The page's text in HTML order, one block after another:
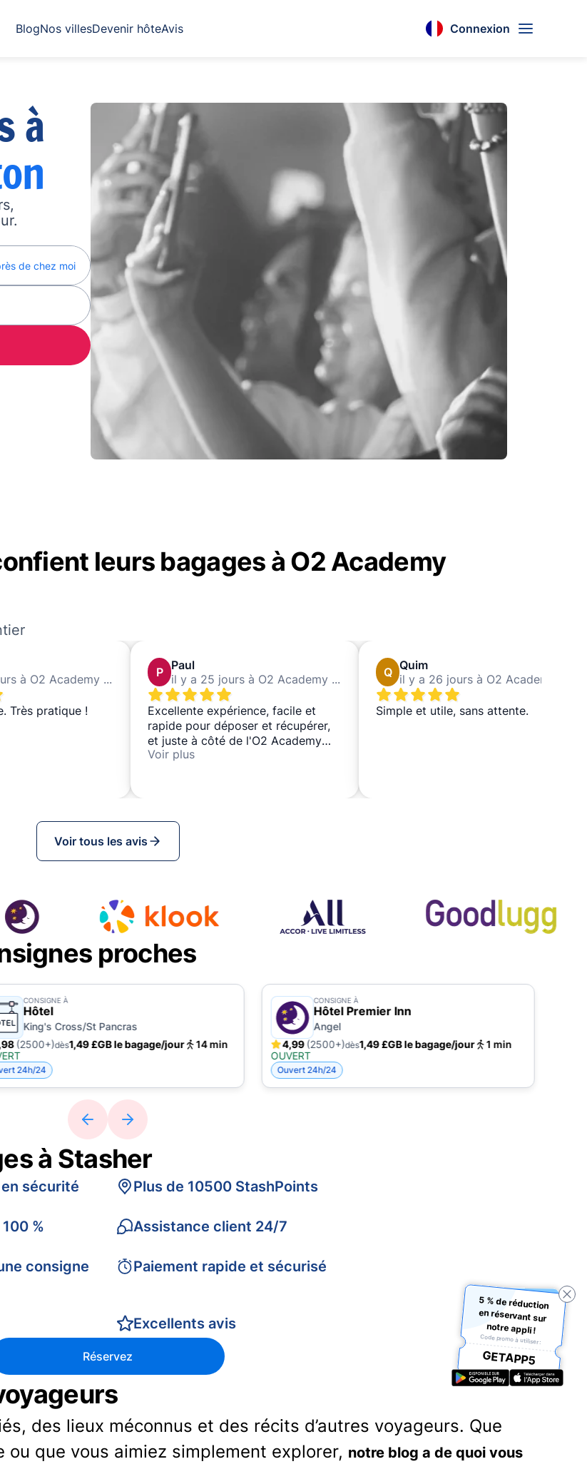
BlogNos villesDevenir hôteAvis Connexion
à
de chez moi
leurs bagages à O2 Academy
il y a 20 jours à O2 Academy Islington
Très pratique !
P
Paul
il y a 25 jours à O2 Academy Islington
Excellente expérience, facile et
rapide pour déposer et récupérer,
et juste à côté de l'O2 Academy
Islington, où j'allais. Je l'utiliserais à
Voir plus
Q Quim
Simple et utile, sans attente.
Voir tous les avis
proches
CONSIGNE À
Hôtel
King's Cross/St Pancras
(2500+)dès1,49 £GB le bagage/jour
14 min
24h/24
CONSIGNE À
Hôtel Premier Inn
Angel
4,99(2500+)dès1,49 £GB le bagage/jour
1 min
OUVERT
Ouvert 24h/24
à Stasher
sécurité
%
consigne
Plus de 10500 StashPoints
Assistance client 24/7
Paiement rapide et sécurisé
Excellents avis
Réservez
des lieux méconnus et des récits d’autres voyageurs. Que
que vous aimiez simplement explorer, notre blog a de quoi vous
5 % de réduction
en réservant sur
notre appli !
Code promo à utiliser :
GETAPP5